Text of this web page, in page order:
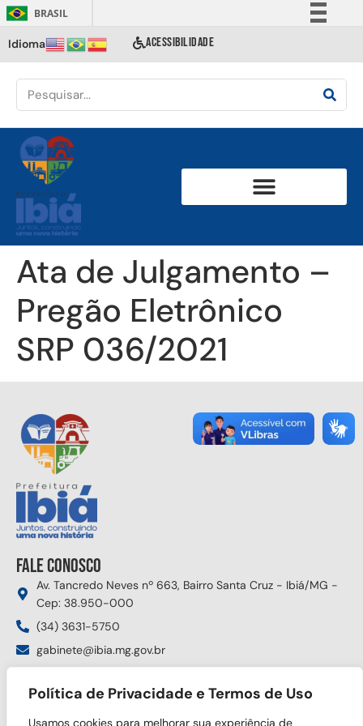
Política de Privacidade e Termos de Uso
Usamos cookies para melhorar sua experiência de
BRASIL
Comunica BR
Acesso à informação
Idioma ACESSIBILIDADE
Ata de Julgamento –
Pregão Eletrônico
SRP 036/2021
Fale conosco
Av. Tancredo Neves nº 663, Bairro Santa Cruz - Ibiá/MG -
Cep: 38.950-000
(34) 3631-5750
gabinete@ibia.mg.gov.br